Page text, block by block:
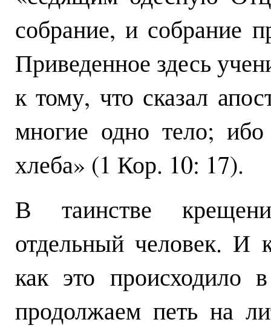
собрание, и собрание
Приведенное здесь
к тому, что сказал
многие одно тело;
хлеба» (1 Кор. 10: 17).
В таинстве
отдельный человек. И
как это
продолжаем петь на